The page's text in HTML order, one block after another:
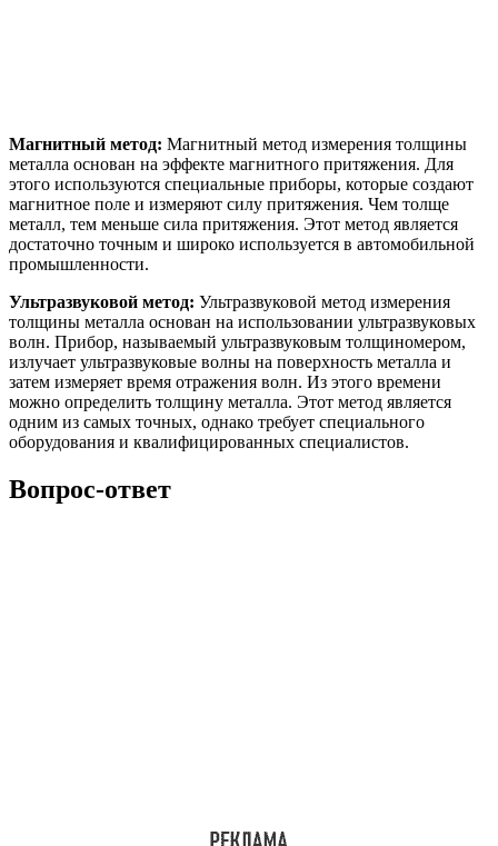
Магнитный метод: Магнитный метод измерения толщины
металла основан на эффекте магнитного притяжения. Для
этого используются специальные приборы, которые создают
магнитное поле и измеряют силу притяжения. Чем толще
металл, тем меньше сила притяжения. Этот метод является
достаточно точным и широко используется в автомобильной
промышленности.
Ультразвуковой метод: Ультразвуковой метод измерения
толщины металла основан на использовании ультразвуковых
волн. Прибор, называемый ультразвуковым толщиномером,
излучает ультразвуковые волны на поверхность металла и
затем измеряет время отражения волн. Из этого времени
можно определить толщину металла. Этот метод является
одним из самых точных, однако требует специального
оборудования и квалифицированных специалистов.
Вопрос-ответ